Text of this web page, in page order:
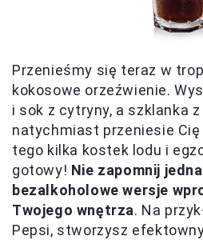
Przenieśmy się teraz w
kokosowe orzeźwienie.
i sok z cytryny, a szklanka
natychmiast przeniesie Cię
tego kilka kostek lodu i
gotowy! Nie zapomnij
bezalkoholowe wersje
Twojego wnętrza. Na
Pepsi, stworzysz